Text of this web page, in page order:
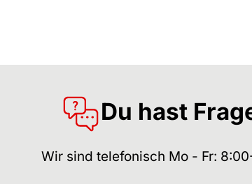
Du hast
Wir sind telefonisch Mo - Fr: